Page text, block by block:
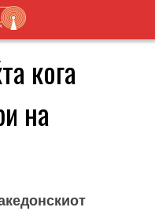
кога
на